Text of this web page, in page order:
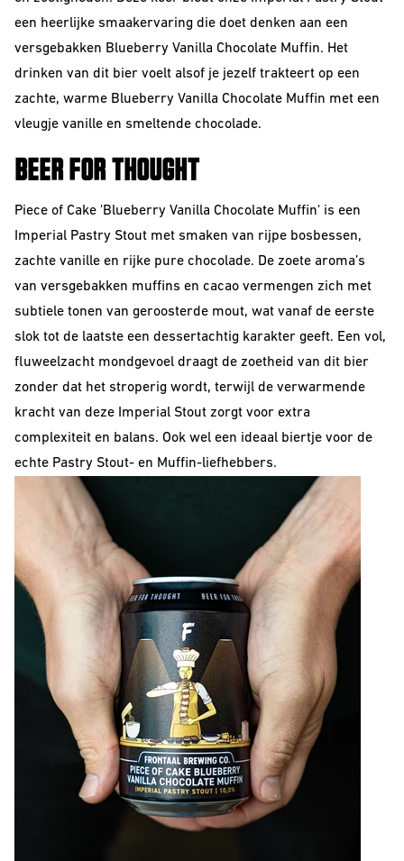
Barrel Aged
IPA
NEIPA
Sour
Join our beerclub now!
een heerlijke smaakervaring die doet denken aan een
versgebakken Blueberry Vanilla Chocolate Muffin. Het
drinken van dit bier voelt alsof je jezelf trakteert op een
zachte, warme Blueberry Vanilla Chocolate Muffin met een
vleugje vanille en smeltende chocolade.
BEER FOR THOUGHT
Piece of Cake 'Blueberry Vanilla Chocolate Muffin' is een
Imperial Pastry Stout met smaken van rijpe bosbessen,
zachte vanille en rijke pure chocolade. De zoete aroma’s
van versgebakken muffins en cacao vermengen zich met
subtiele tonen van geroosterde mout, wat vanaf de eerste
slok tot de laatste een dessertachtig karakter geeft. Een vol,
fluweelzacht mondgevoel draagt de zoetheid van dit bier
zonder dat het stroperig wordt, terwijl de verwarmende
kracht van deze Imperial Stout zorgt voor extra
complexiteit en balans. Ook wel een ideaal biertje voor de
echte Pastry Stout- en Muffin-liefhebbers.